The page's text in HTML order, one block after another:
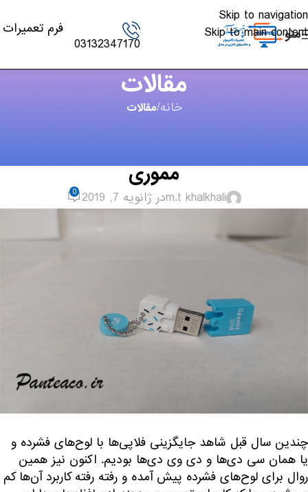
Skip to navigation
Skip to main content
منو
03132347170
فرم تعمیرات
مقالات
خانه/مقالات
مموری
m.t khalkhaliدر ژانویه 7, 2019 0
چندین سال قبل شاهد جایگزینی فلاپی‌ها با لوح‌های فشرده و
یا همان سی دی‌ها و دی وی دی‌ها بودیم. اکنون نیز همین
روال برای لوح‌های فشرده پیش آمده و رفته رفته کاربرد آن‌ها کم